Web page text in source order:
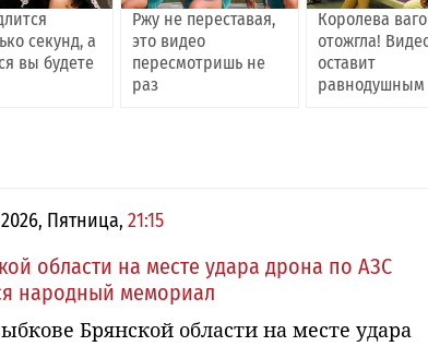
секунд, а
вы будете
Ржу не переставая,
это видео
пересмотришь не
раз
Королева
отожгла!
оставит
равнодушным
2026, Пятница, 21:15
области на месте удара дрона по АЗС
народный мемориал
Брянской области на месте удара